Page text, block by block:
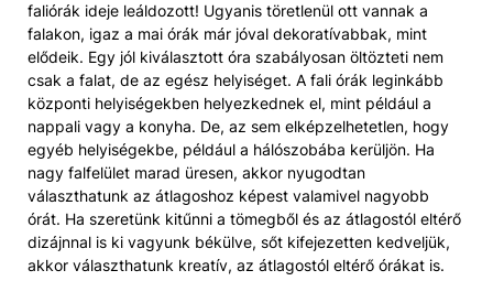
faliórák ideje leáldozott! Ugyanis töretlenül ott vannak a
falakon, igaz a mai órák már jóval dekoratívabbak, mint
elődeik. Egy jól kiválasztott óra szabályosan öltözteti nem
csak a falat, de az egész helyiséget. A fali órák leginkább
központi helyiségekben helyezkednek el, mint például a
nappali vagy a konyha. De, az sem elképzelhetetlen, hogy
egyéb helyiségekbe, például a hálószobába kerüljön. Ha
nagy falfelület marad üresen, akkor nyugodtan
választhatunk az átlagoshoz képest valamivel nagyobb
órát. Ha szeretünk kitűnni a tömegből és az átlagostól eltérő
dizájnnal is ki vagyunk békülve, sőt kifejezetten kedveljük,
akkor választhatunk kreatív, az átlagostól eltérő órákat is.